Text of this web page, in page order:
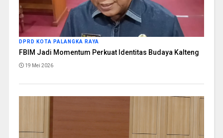
DPRD KOTA PALANGKA RAYA
FBIM Jadi Momentum Perkuat Identitas Budaya Kalteng
19 Mei 2026